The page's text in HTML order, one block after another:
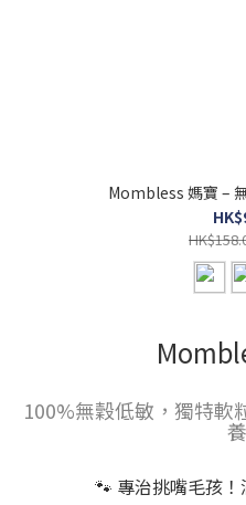
Mombless 媽寶 –
100%無穀低敏，獨特軟
🐾 專治挑嘴毛孩